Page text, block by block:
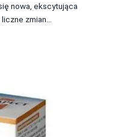
nowa, ekscytująca
zmian...